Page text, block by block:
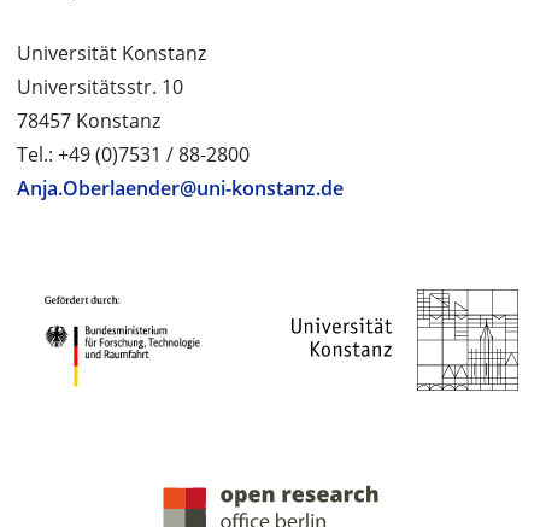
Universität Konstanz
Universitätsstr. 10
78457 Konstanz
Tel.: +49 (0)7531 / 88-2800
Anja.Oberlaender@uni-konstanz.de